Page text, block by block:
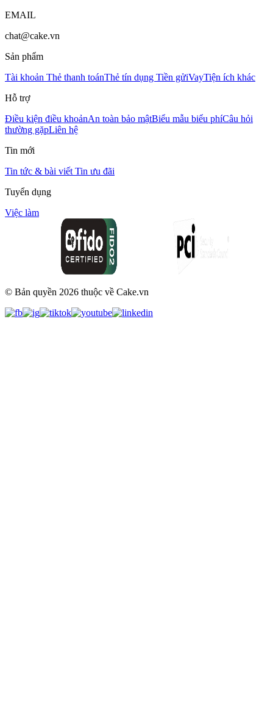
EMAIL
chat@cake.vn
Sản phẩm
Tài khoản Thẻ thanh toánThẻ tín dụng Tiền gửiVayTiện ích khác
Hỗ trợ
Điều kiện điều khoảnAn toàn bảo mậtBiểu mẫu biểu phíCâu hỏi
thường gặpLiên hệ
Tin mới
Tin tức & bài viết Tin ưu đãi
Tuyển dụng
Việc làm
© Bản quyền 2026 thuộc về Cake.vn